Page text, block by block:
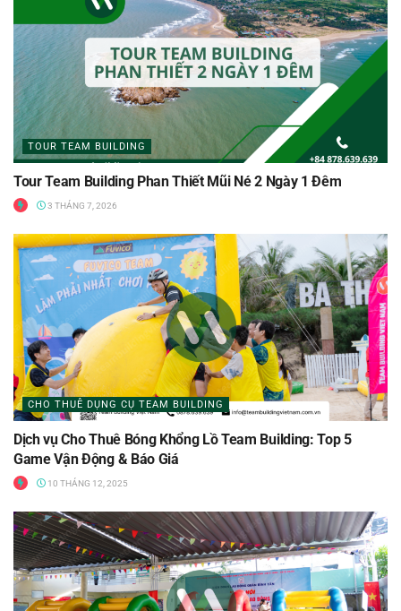
TOUR TEAM BUILDING
Tour Team Building Phan Thiết Mũi Né 2 Ngày 1 Đêm
3 THÁNG 7, 2026
CHO THUÊ DỤNG CỤ TEAM BUILDING
Dịch vụ Cho Thuê Bóng Khổng Lồ Team Building: Top 5
Game Vận Động & Báo Giá
10 THÁNG 12, 2025